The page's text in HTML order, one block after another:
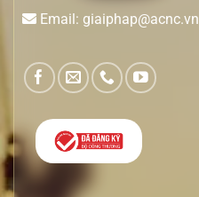
Email: giaiphap@acnc.vn